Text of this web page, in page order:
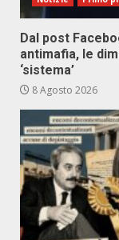
Dal post
antimafia, le
‘sistema’
8 Agosto 2026